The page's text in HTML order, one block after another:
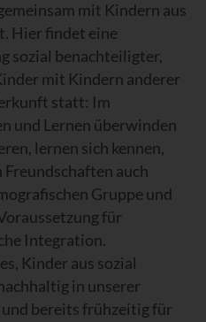
mit Kindern aus
Hier findet eine
sozial benachteiligter,
mit Kindern anderer
statt: Im
und Lernen überwinden
lernen sich kennen,
auch
Gruppe und
für
Integration.
Kinder aus sozial
in unserer
bereits frühzeitig für